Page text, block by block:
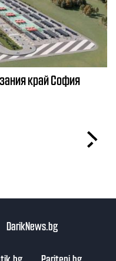
край София
DarikNews.bg